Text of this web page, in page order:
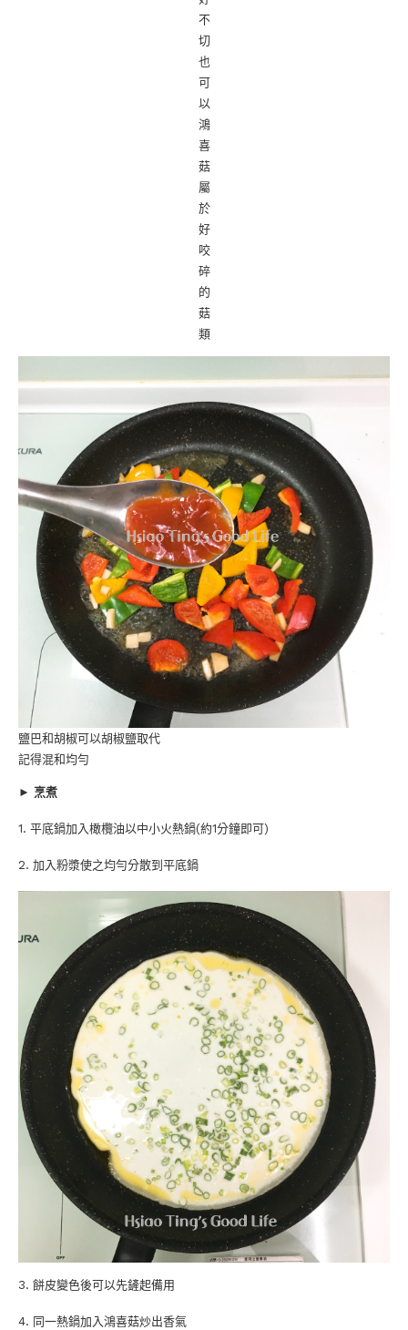
不
切
也
可
以
鴻
喜
菇
屬
於
好
咬
碎
的
菇
類
鹽巴和胡椒可以胡椒鹽取代
記得混和均勻
► 烹煮
1. 平底鍋加入橄欖油以中小火熱鍋(約1分鐘即可)
2. 加入粉漿使之均勻分散到平底鍋
3. 餅皮變色後可以先鏟起備用
4. 同一熱鍋加入鴻喜菇炒出香氣